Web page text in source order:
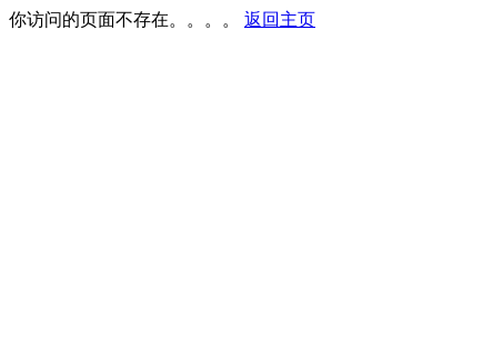
你访问的页面不存在。。。。 返回主页